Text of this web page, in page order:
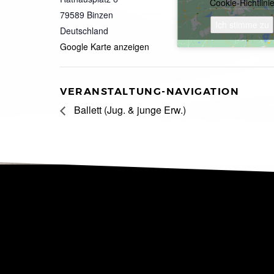
79589 Binzen
Deutschland
Google Karte anzeigen
Cookie-Richtlinie
VERANSTALTUNG-NAVIGATION
Ballett (Jug. & junge Erw.)